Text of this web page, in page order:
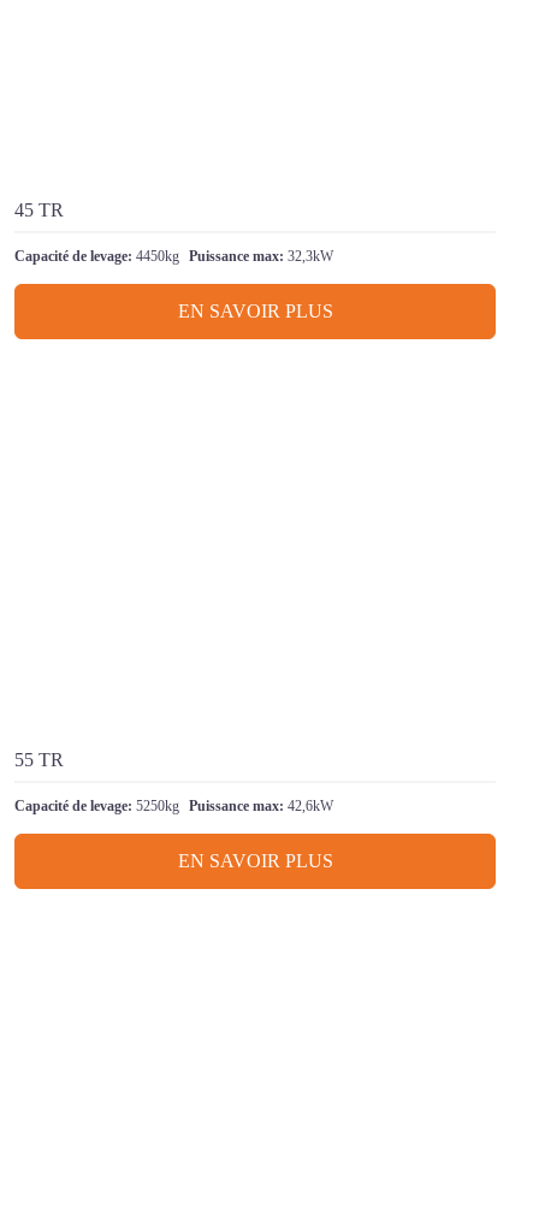
45 TR
Capacité de levage: 4450kg Puissance max: 32,3kW
EN SAVOIR PLUS
55 TR
Capacité de levage: 5250kg Puissance max: 42,6kW
EN SAVOIR PLUS